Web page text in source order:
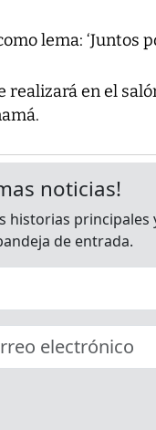
lema: ‘Juntos
en el